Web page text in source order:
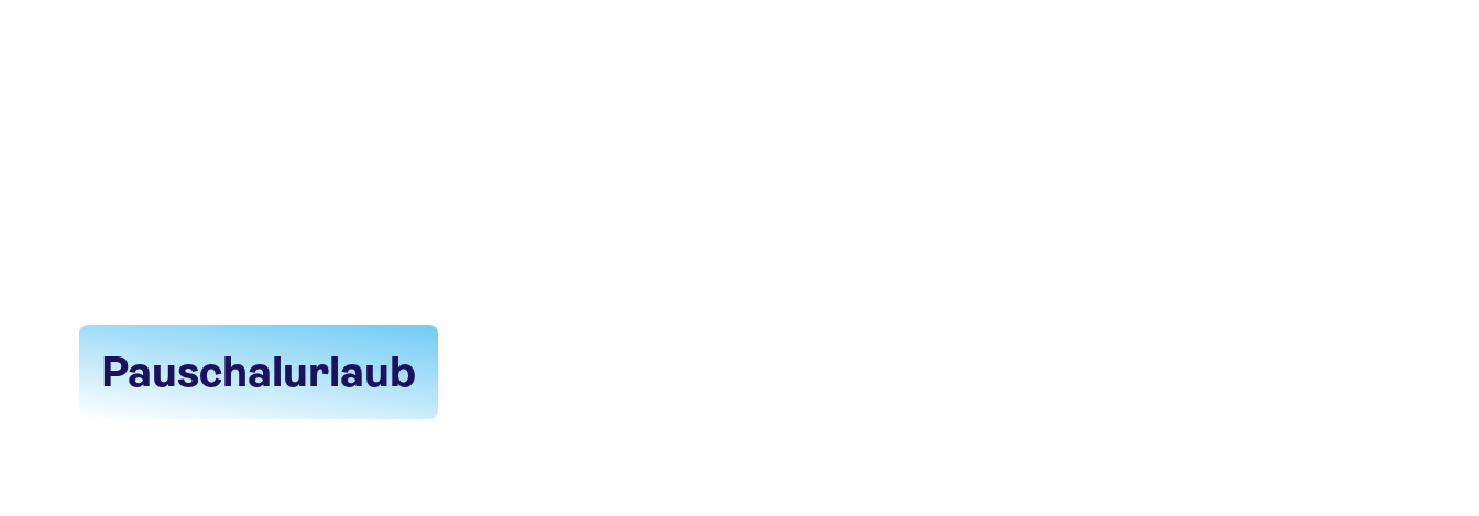
Pauschalurlaub